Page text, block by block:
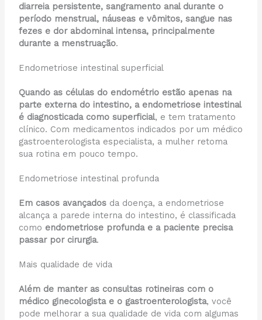
diarreia persistente, sangramento anal durante o
período menstrual, náuseas e vômitos, sangue nas
fezes e dor abdominal intensa, principalmente
durante a menstruação.
Endometriose intestinal superficial
Quando as células do endométrio estão apenas na
parte externa do intestino, a endometriose intestinal
é diagnosticada como superficial, e tem tratamento
clínico. Com medicamentos indicados por um médico
gastroenterologista especialista, a mulher retoma
sua rotina em pouco tempo.
Endometriose intestinal profunda
Em casos avançados da doença, a endometriose
alcança a parede interna do intestino, é classificada
como endometriose profunda e a paciente precisa
passar por cirurgia.
Mais qualidade de vida
Além de manter as consultas rotineiras com o
médico ginecologista e o gastroenterologista, você
pode melhorar a sua qualidade de vida com algumas